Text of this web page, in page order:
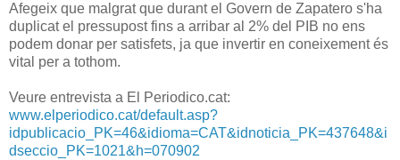
Afegeix que malgrat que durant el Govern de Zapatero s'ha
duplicat el pressupost fins a arribar al 2% del PIB no ens
podem donar per satisfets, ja que invertir en coneixement és
vital per a tothom.
Veure entrevista a El Periodico.cat:
www.elperiodico.cat/default.asp?
idpublicacio_PK=46&idioma=CAT&idnoticia_PK=437648&i
dseccio_PK=1021&h=070902